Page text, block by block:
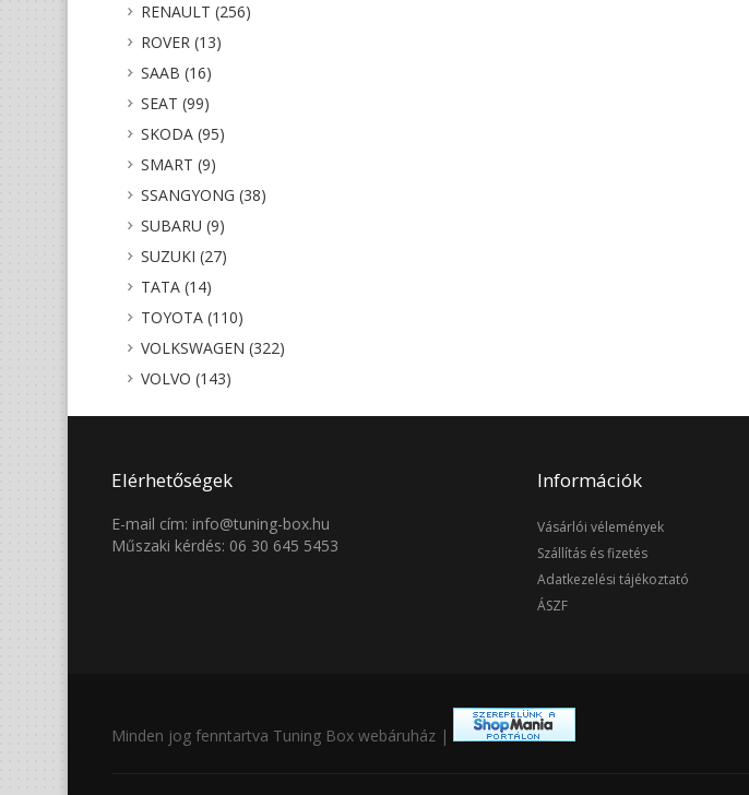
RENAULT (256)
ROVER (13)
SAAB (16)
SEAT (99)
SKODA (95)
SMART (9)
SSANGYONG (38)
SUBARU (9)
SUZUKI (27)
TATA (14)
TOYOTA (110)
VOLKSWAGEN (322)
VOLVO (143)
Elérhetőségek
E-mail cím: info@tuning-box.hu
Műszaki kérdés: 06 30 645 5453
Információk
Vásárlói vélemények
Szállítás és fizetés
Adatkezelési tájékoztató
ÁSZF
Minden jog fenntartva Tuning Box webáruház |